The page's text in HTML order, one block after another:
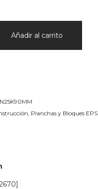
Añadir al carrito
Planchas y Bloques EPS